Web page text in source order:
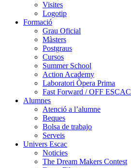
Visites
Logotip
Formació
Grau Oficial
Màsters
Postgraus
Cursos
Summer School
Action Academy
Laboratori Òpera Prima
Fast Forward / OFF ESCAC
Alumnes
Atenció a l’alumne
Beques
Bolsa de trabajo
Serveis
Univers Escac
Noticies
The Dream Makers Contest